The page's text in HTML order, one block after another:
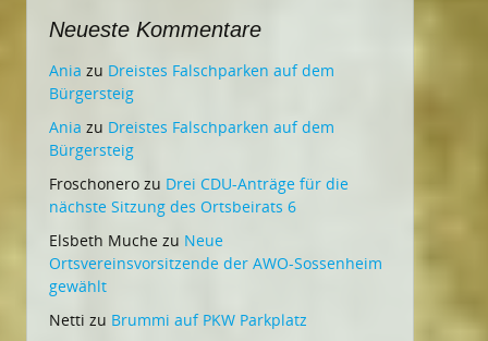
Neueste Kommentare
Ania zu Dreistes Falschparken auf dem
Bürgersteig
Ania zu Dreistes Falschparken auf dem
Bürgersteig
Froschonero zu Drei CDU-Anträge für die
nächste Sitzung des Ortsbeirats 6
Elsbeth Muche zu Neue
Ortsvereinsvorsitzende der AWO-Sossenheim
gewählt
Netti zu Brummi auf PKW Parkplatz